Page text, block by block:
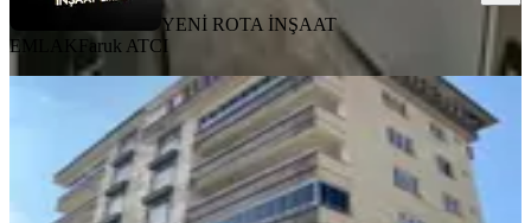
YENİ ROTA İNŞAAT
EMLAK Faruk ATCI
Yamaçtepe'de Fırsat Daire 3+1
Onikişubat, Yamaçtepe Mahallesi
3+1 ·140 m²·6. Kat · 05.08.2026